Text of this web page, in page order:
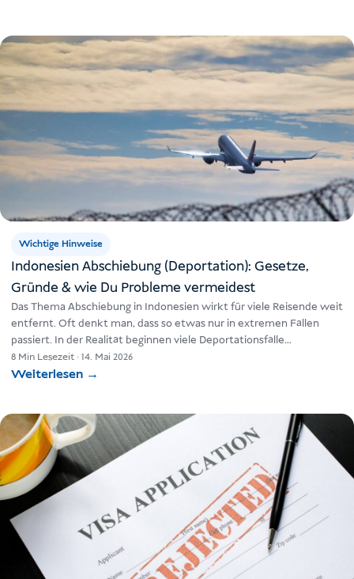
Wichtige Hinweise
Indonesien Abschiebung (Deportation): Gesetze,
Gründe & wie Du Probleme vermeidest
Das Thema Abschiebung in Indonesien wirkt für viele Reisende weit
entfernt. Oft denkt man, dass so etwas nur in extremen Fällen
passiert. In der Realität beginnen viele Deportationsfälle…
8 Min Lesezeit ·14. Mai 2026
Weiterlesen →